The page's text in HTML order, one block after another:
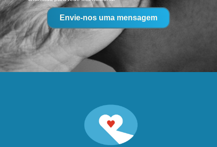
Envie-nos uma mensagem